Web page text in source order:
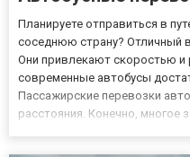
Планируете отправиться в
соседнюю страну? Отличный
Они привлекают скоростью и
современные автобусы
Пассажирские перевозки
расстояния. Конечно, многое